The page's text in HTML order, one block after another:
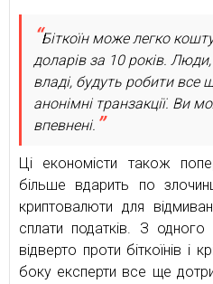
Біткоїн може легко
доларів за 10 років.
владі, будуть робити все
анонімні транзакції. Ви
впевнені.
Ці економісти також
більше вдарить по
криптовалюти для
сплати податків. З одного
відверто проти біткоїнів і
боку експерти все ще